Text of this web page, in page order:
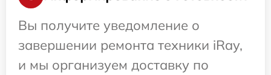
Вы получите уведомление о
завершении ремонта техники iRay,
и мы организуем доставку по